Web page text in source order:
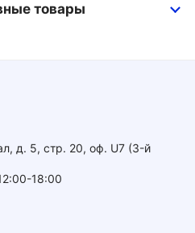
товары
д. 5, стр. 20, оф. U7 (3-й
18:00